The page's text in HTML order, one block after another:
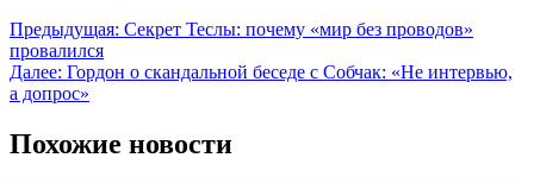
Предыдущая: Секрет Теслы: почему «мир без проводов»
провалился
Далее: Гордон о скандальной беседе с Собчак: «Не интервью,
а допрос»
Похожие новости